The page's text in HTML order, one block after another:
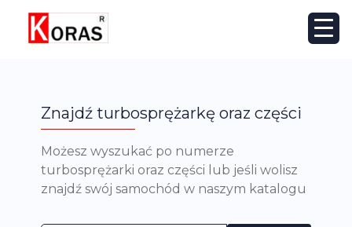
Znajdź turbosprężarkę oraz części
Możesz wyszukać po numerze
turbosprężarki oraz części lub jeśli wolisz
znajdź swój samochód w naszym katalogu